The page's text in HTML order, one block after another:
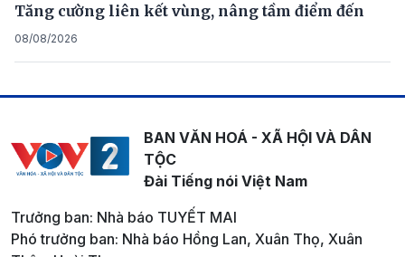
Tăng cường liên kết vùng, nâng tầm điểm đến
08/08/2026
BAN VĂN HOÁ - XÃ HỘI VÀ DÂN
TỘC
Đài Tiếng nói Việt Nam
Trưởng ban: Nhà báo TUYẾT MAI
Phó trưởng ban: Nhà báo Hồng Lan, Xuân Thọ, Xuân